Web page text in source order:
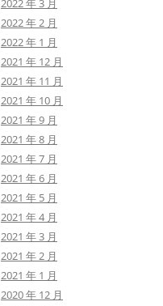
2022 年 3 月
2022 年 2 月
2022 年 1 月
2021 年 12 月
2021 年 11 月
2021 年 10 月
2021 年 9 月
2021 年 8 月
2021 年 7 月
2021 年 6 月
2021 年 5 月
2021 年 4 月
2021 年 3 月
2021 年 2 月
2021 年 1 月
2020 年 12 月